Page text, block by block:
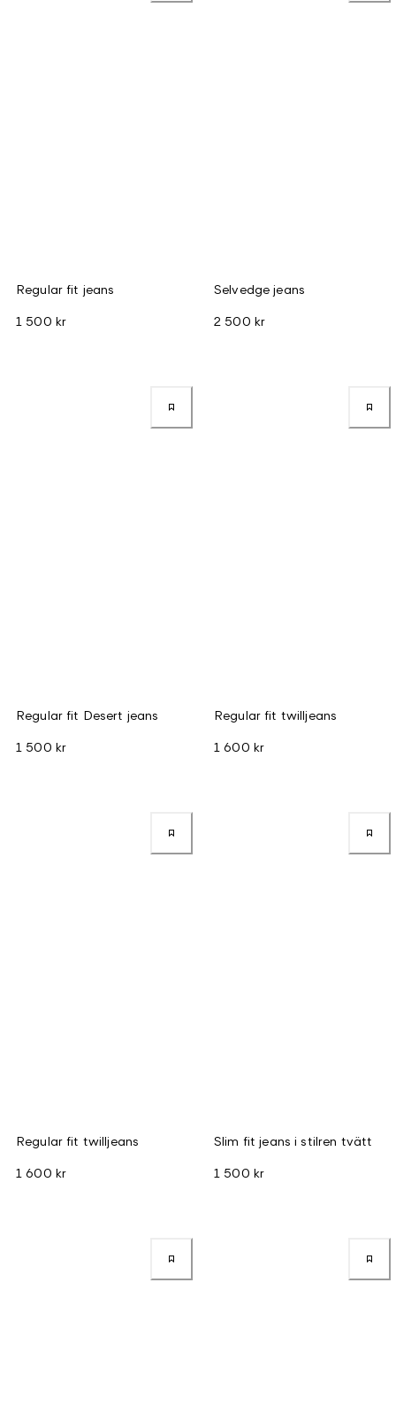
Regular fit jeans
1 500 kr
Selvedge jeans
2 500 kr
Regular fit Desert jeans
1 500 kr
Regular fit twilljeans
1 600 kr
Regular fit twilljeans
1 600 kr
Slim fit jeans i stilren tvätt
1 500 kr